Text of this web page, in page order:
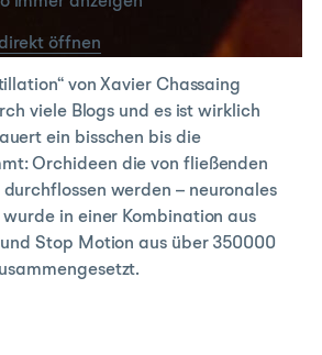
öffnen
von Xavier Chassaing
viele Blogs und es ist wirklich
ein bisschen bis die
Orchideen die von fließenden
durchflossen werden – neuronales
wurde in einer Kombination aus
Stop Motion aus über 350000